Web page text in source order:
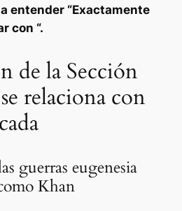
entender“Exactamente
con “.
de la Sección
relaciona con
guerras eugenesia
Khan